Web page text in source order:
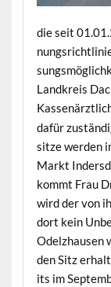
die seit
Land­kreis
dafür
sitze wer­den
Markt
kommt Frau
wird der von
dort kein
Odelzhausen
den Sitz
its im